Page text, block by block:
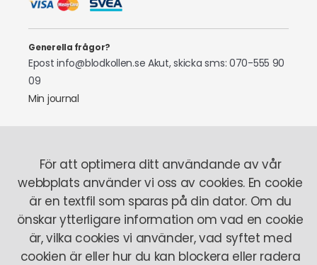
Generella frågor?
Epost info@blodkollen.se Akut, skicka sms: 070-555 90
09
Min journal
Om oss Så fungerar det Här finns vi Stickrädsla
Vårt team
Personuppgiftspolicy Om Cookies
För att optimera ditt användande av vår
webbplats använder vi oss av cookies. En cookie
är en textfil som sparas på din dator. Om du
önskar ytterligare information om vad en cookie
är, vilka cookies vi använder, vad syftet med
cookien är eller hur du kan blockera eller radera